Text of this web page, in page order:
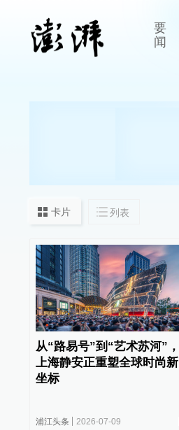
要
闻
卡片 列表
从“路易号”到“艺术苏河”，
上海静安正重塑全球时尚新
坐标
浦江头条 2026-07-09